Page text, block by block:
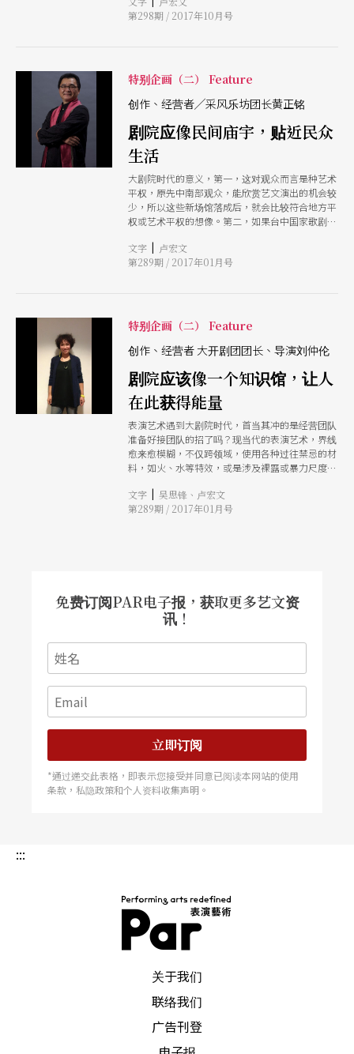
人」或「我们都是XXX」的口号。当我们身处这个
有冷气有声光效果之地，而不是在人车喧扰的凯道
第298期 / 2017年10月号
特别企画（二） Feature
创作、经营者╱采风乐坊团长黄正铭
剧院应像民间庙宇，贴近民众
生活
大剧院时代的意义，第一，这对观众而言是种艺术
平权，原先中南部观众，能欣赏艺文演出的机会较
少，所以这些新场馆落成后，就会比较符合地方平
权或艺术平权的想像。第二，如果台中国家歌剧院
演艺术的多元视角就会出现，而因为剧院的开幕，
使得众多在地的艺文团体蓬勃发展，这也是我们所
的艺文爱好者，就这个层面上，剧院与艺文团体应
该是相辅相成的。再来就是，如果要一个制作，跑
遍全台的表演厅，这对团队来说，便会面临到制作
们究竟如何去组织出一个具有多元观点的评审团和
制度，这我目前也还未有定论，得等实际运作之后
才有办法见真章。 我觉得这几年表演艺术最有活
力，最能与世界对话的是创意与创新，在网路时代
里，创意和创新是最具联结性的一个目标。像采风
乐坊之前做了一档《太阳与月亮的美丽邂逅》，用
歌仔调和西方的古乐团合作，得到许多好评，这就
是与国际链结的一种方式。而因为这样的跨国合作
企画通常都相当庞大且驳杂，就需要几个新的场馆
一起来推动，才有可能找到适合的企画，并且实际
执行。 谈到剧院与创作者、观众的理想关系，剧
角色，需要更主动一些，让观众知道每次演出所带
给他们的意义，也需要提供创作者和团队们资料，
道，这样才可能促成观众与创作者，在剧院里相
的工作与生活还没有什么改变，但我想未来会有的
讨论和反省是，为什么我们要进剧院表演，是因为
票房无法平衡支出时，我们进剧院表演干什么？这
是个无法被回避，且将来会持续存在的问题，我们
为这些大剧院花了这么多钱，有这么多人在里面工
作，到底能够提供我们什么样的想像？这些问题值
得我们一再反省和思考。 因应大剧院时代的来
临，最想给年轻的剧场工作者
文字 | 卢宏文
第289期 / 2017年01月号
特别企画（二） Feature
创作、经营者 大开剧团团长、导演刘仲伦
剧院应该像一个知识馆，让人
在此获得能量
表演艺术遇到大剧院时代，首当其冲的是经营团队
准备好接团队的招了吗？现当代的表演艺术，界线
愈来愈模糊，不仅跨领域，使用各种过往禁忌的材
料，如火、水等特效，或是涉及裸露或暴力尺度，
意味著空间维运者不仅要做个好的管理单位，还要
跟上团队的脚步，一起面对挑战。 大剧院时代，
人才自己练，也让地方剧团的教育成本相对增加。
当台中国家歌剧院设立时，我们是很兴奋的，期待
这里是可以练兵带将，与他团切磋琢磨，学习国际
美馆的研究员一样重要。 不过在表演艺术圈有大
剧院，就有小剧场。选择在哪种空间演出不再是能
长／创团人是紧紧绑在一起的，但是这十年来的年
轻剧场工作者，已经不再像以前死守一个团，为了
在剧场里找到生活中的缩影，而且他们渴望打破目
前的观演关系。对于创作者来说，要思考的不只是
表现自己，还得去找到一个新的语言形式和拥抱观
众。剧院不应该只是一个空间，它应该像一个知识
馆一样，让人愿意在这里长时间逗留，贯通任督，
我觉得阅读跟思考是一辈子的事，尤其是要有目标
的对话，我的经验是当剧团开始有读书会后，剧团
里的成员会开始厘清和认同团队的核心理念，让剧
团变成一个真正的团队，真的开始去思考问题，这
时候才能
文字 | 吴思锋、卢宏文
第289期 / 2017年01月号
免费订阅PAR电子报，获取更多艺文资
讯！
立即订阅
*通过递交此表格，即表示您接受并同意已阅读本网站的使用
条款，私隐政策和个人资料收集声明。
:::
关于我们
联络我们
广告刊登